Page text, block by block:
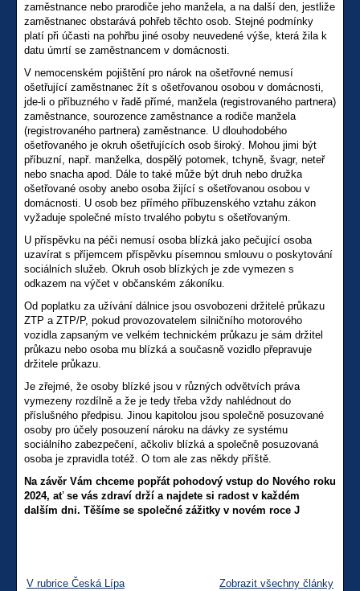
zaměstnance nebo prarodiče jeho manžela, a na další den, jestliže
zaměstnanec obstarává pohřeb těchto osob. Stejné podmínky
platí při účasti na pohřbu jiné osoby neuvedené výše, která žila k
datu úmrtí se zaměstnancem v domácnosti.
V nemocenském pojištění pro nárok na ošetřovné nemusí
ošetřující zaměstnanec žít s ošetřovanou osobou v domácnosti,
jde-li o příbuzného v řadě přímé, manžela (registrovaného partnera)
zaměstnance, sourozence zaměstnance a rodiče manžela
(registrovaného partnera) zaměstnance. U dlouhodobého
ošetřovaného je okruh ošetřujících osob široký. Mohou jimi být
příbuzní, např. manželka, dospělý potomek, tchyně, švagr, neteř
nebo snacha apod. Dále to také může být druh nebo družka
ošetřované osoby anebo osoba žijící s ošetřovanou osobou v
domácnosti. U osob bez přímého příbuzenského vztahu zákon
vyžaduje společné místo trvalého pobytu s ošetřovaným.
U příspěvku na péči nemusí osoba blízká jako pečující osoba
uzavírat s příjemcem příspěvku písemnou smlouvu o poskytování
sociálních služeb. Okruh osob blízkých je zde vymezen s
odkazem na výčet v občanském zákoníku.
Od poplatku za užívání dálnice jsou osvobozeni držitelé průkazu
ZTP a ZTP/P, pokud provozovatelem silničního motorového
vozidla zapsaným ve velkém technickém průkazu je sám držitel
průkazu nebo osoba mu blízká a současně vozidlo přepravuje
držitele průkazu.
Je zřejmé, že osoby blízké jsou v různých odvětvích práva
vymezeny rozdílně a že je tedy třeba vždy nahlédnout do
příslušného předpisu. Jinou kapitolou jsou společně posuzované
osoby pro účely posouzení nároku na dávky ze systému
sociálního zabezpečení, ačkoliv blízká a společně posuzovaná
osoba je zpravidla totéž. O tom ale zas někdy příště.
Na závěr Vám chceme popřát pohodový vstup do Nového roku
2024, ať se vás zdraví drží a najdete si radost v každém
dalším dni. Těšíme se společné zážitky v novém roce J
V rubrice Česká Lípa Zobrazit všechny články